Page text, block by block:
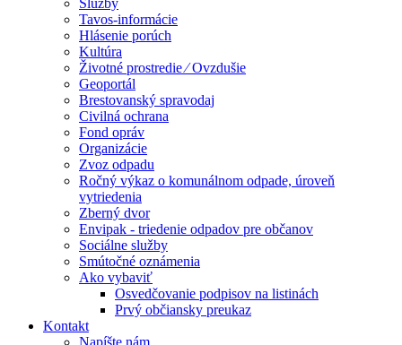
Služby
Tavos-informácie
Hlásenie porúch
Kultúra
Životné prostredie ⁄ Ovzdušie
Geoportál
Brestovanský spravodaj
Civilná ochrana
Fond opráv
Organizácie
Zvoz odpadu
Ročný výkaz o komunálnom odpade, úroveň
vytriedenia
Zberný dvor
Envipak - triedenie odpadov pre občanov
Sociálne služby
Smútočné oznámenia
Ako vybaviť
Osvedčovanie podpisov na listinách
Prvý občiansky preukaz
Kontakt
Napíšte nám